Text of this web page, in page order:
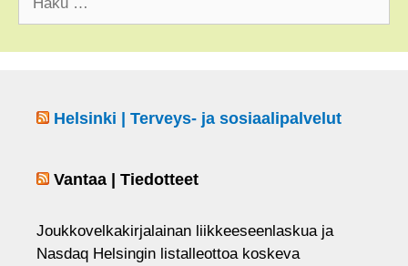
b
o
a
m
u
b
h
n
n
el
Helsinki | Terveys- ja sosiaalipalvelut
Vantaa | Tiedotteet
Joukkovelkakirjalainan liikkeeseenlaskua ja
Nasdaq Helsingin listalleottoa koskeva